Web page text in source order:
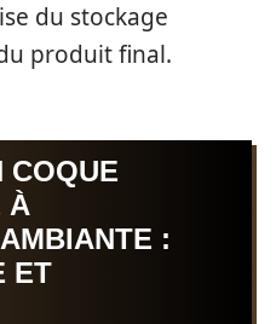
du stockage
produit final.
COQUE
À
:
ET